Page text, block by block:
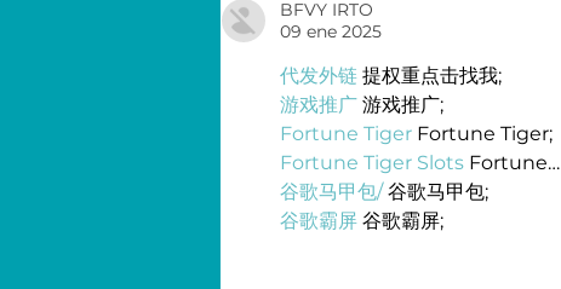
BFVY IRTO
09 ene 2025
代发外链 提权重点击找我;
游戏推广 游戏推广;
Fortune Tiger Fortune Tiger;
Fortune Tiger Slots Fortune…
谷歌马甲包/ 谷歌马甲包;
谷歌霸屏 谷歌霸屏;